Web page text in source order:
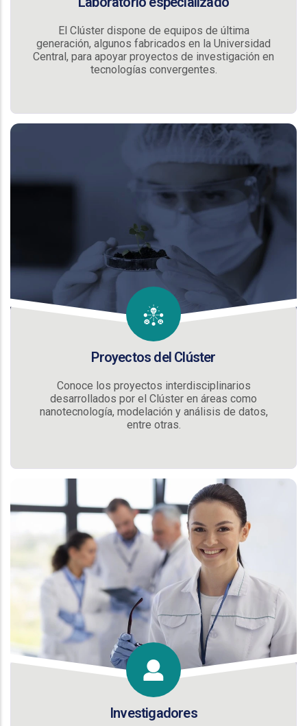
El Clúster dispone de equipos de última
generación, algunos fabricados en la Universidad
Central, para apoyar proyectos de investigación en
tecnologías convergentes.
Proyectos del Clúster
Conoce los proyectos interdisciplinarios
desarrollados por el Clúster en áreas como
nanotecnología, modelación y análisis de datos,
entre otras.
Investigadores